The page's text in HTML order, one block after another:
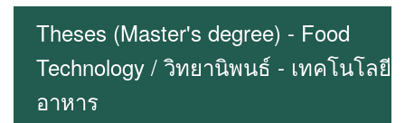
Theses (Master's degree) - Food
Technology / วิทยานิพนธ์ - เทคโนโลยี
อาหาร